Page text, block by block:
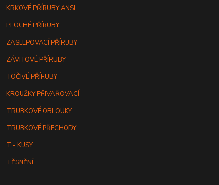
KRKOVÉ PŘÍRUBY ANSI
PLOCHÉ PŘÍRUBY
ZASLEPOVACÍ PŘÍRUBY
ZÁVITOVÉ PŘÍRUBY
TOČIVÉ PŘÍRUBY
KROUŽKY PŘIVAŘOVACÍ
TRUBKOVÉ OBLOUKY
TRUBKOVÉ PŘECHODY
T - KUSY
TĚSNĚNÍ